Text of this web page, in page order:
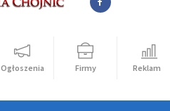
Ogłoszenia Firmy Reklama